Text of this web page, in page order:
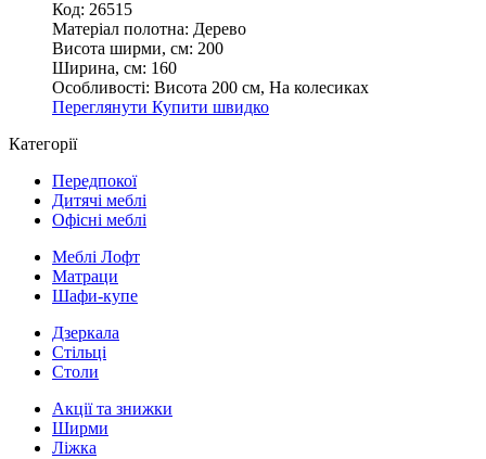
Код: 26515
Матеріал полотна: Дерево
Висота ширми, см: 200
Ширина, см: 160
Особливості: Висота 200 см, На колесиках
Переглянути Купити швидко
Категорії
Передпокої
Дитячі меблі
Офісні меблі
Меблі Лофт
Матраци
Шафи-купе
Дзеркала
Стільці
Столи
Акції та знижки
Ширми
Ліжка